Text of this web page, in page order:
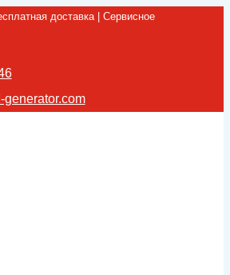
доставка | Сервисное
generator.com